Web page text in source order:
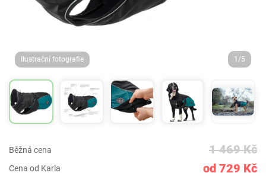
Ilustrační fotografie 1/5
Běžná cena 1 469 Kč
Cena od Karla od 729 Kč